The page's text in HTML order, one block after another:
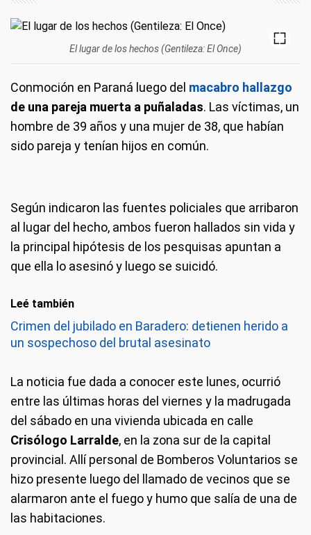
El lugar de los hechos (Gentileza: El Once)
Conmoción en Paraná luego del macabro hallazgo
de una pareja muerta a puñaladas. Las víctimas, un
hombre de 39 años y una mujer de 38, que habían
sido pareja y tenían hijos en común.
Según indicaron las fuentes policiales que arribaron
al lugar del hecho, ambos fueron hallados sin vida y
la principal hipótesis de los pesquisas apuntan a
que ella lo asesinó y luego se suicidó.
Leé también
Crimen del jubilado en Baradero: detienen herido a
un sospechoso del brutal asesinato
La noticia fue dada a conocer este lunes, ocurrió
entre las últimas horas del viernes y la madrugada
del sábado en una vivienda ubicada en calle
Crisólogo Larralde, en la zona sur de la capital
provincial. Allí personal de Bomberos Voluntarios se
hizo presente luego del llamado de vecinos que se
alarmaron ante el fuego y humo que salía de una de
las habitaciones.